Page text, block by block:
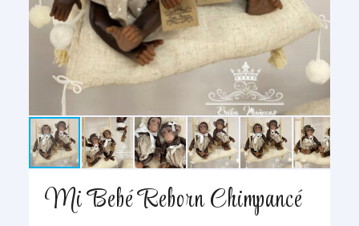
Mi Bebé Reborn Chimpancé